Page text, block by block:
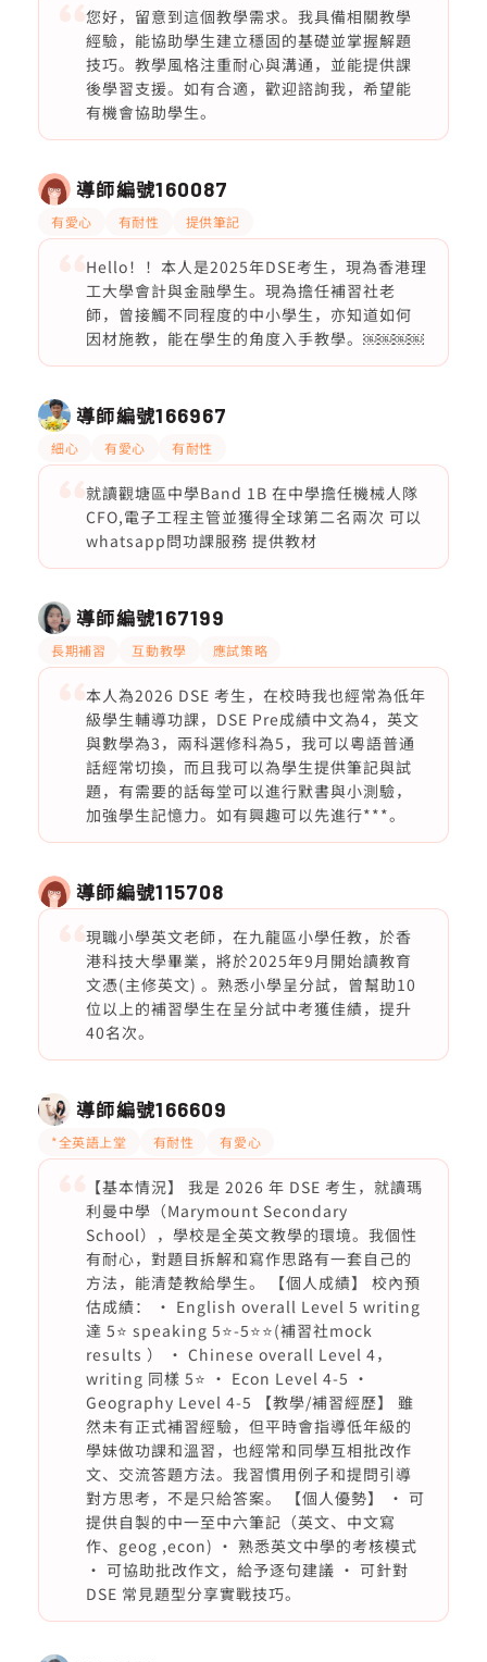
您好，留意到這個教學需求。我具備相關教學
經驗，能協助學生建立穩固的基礎並掌握解題
技巧。教學風格注重耐心與溝通，並能提供課
後學習支援。如有合適，歡迎諮詢我，希望能
有機會協助學生。
導師編號160087
有愛心 有耐性 提供筆記
Hello！！本人是2025年DSE考生，現為香港理
工大學會計與金融學生。現為擔任補習社老
師，曾接觸不同程度的中小學生，亦知道如何
因材施教，能在學生的角度入手教學。￼￼￼￼
導師編號166967
細心 有愛心 有耐性
就讀觀塘區中學Band 1B 在中學擔任機械人隊
CFO,電子工程主管並獲得全球第二名兩次 可以
whatsapp問功課服務 提供教材
導師編號167199
長期補習 互動教學 應試策略
本人為2026 DSE 考生，在校時我也經常為低年
級學生輔導功課，DSE Pre成績中文為4，英文
與數學為3，兩科選修科為5，我可以粵語普通
話經常切換，而且我可以為學生提供筆記與試
題，有需要的話每堂可以進行默書與小測驗，
加強學生記憶力。如有興趣可以先進行***。
導師編號115708
現職小學英文老師，在九龍區小學任教，於香
港科技大學畢業，將於2025年9月開始讀教育
文憑(主修英文) 。熟悉小學呈分試，曾幫助10
位以上的補習學生在呈分試中考獲佳績，提升
40名次。
導師編號166609
*全英語上堂 有耐性 有愛心
【基本情況】 我是 2026 年 DSE 考生，就讀瑪
利曼中學（Marymount Secondary
School），學校是全英文教學的環境。我個性
有耐心，對題目拆解和寫作思路有一套自己的
方法，能清楚教給學生。 【個人成績】 校內預
估成績： · English overall Level 5 writing
達 5⭐ speaking 5⭐️-5⭐️⭐️(補習社mock
results ） · Chinese overall Level 4，
writing 同樣 5⭐ · Econ Level 4-5 ·
Geography Level 4-5 【教學/補習經歷】 雖
然未有正式補習經驗，但平時會指導低年級的
學妹做功課和溫習，也經常和同學互相批改作
文、交流答題方法。我習慣用例子和提問引導
對方思考，不是只給答案。 【個人優勢】 · 可
提供自製的中一至中六筆記（英文、中文寫
作、geog ,econ) · 熟悉英文中學的考核模式
· 可協助批改作文，給予逐句建議 · 可針對
DSE 常見題型分享實戰技巧。